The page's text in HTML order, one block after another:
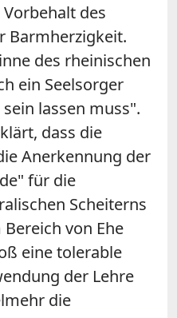
des
Barmherzigkeit.
des rheinischen
ein Seelsorger
lassen muss".
dass die
Anerkennung der
für die
Scheiterns
von Ehe
eine tolerable
der Lehre
die